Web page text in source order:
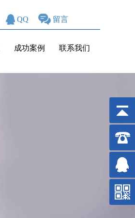
QQ 留言
成功案例 联系我们